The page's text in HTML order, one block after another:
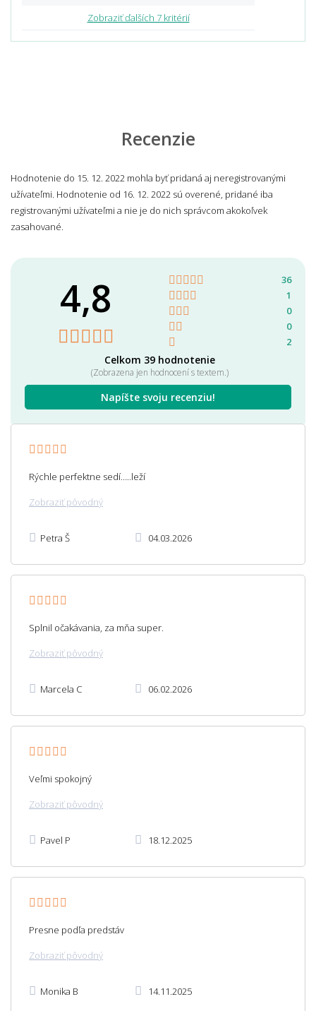
Zobraziť ďalších 7 kritérií
Recenzie
Hodnotenie do 15. 12. 2022 mohla byť pridaná aj neregistrovanými
užívateľmi. Hodnotenie od 16. 12. 2022 sú overené, pridané iba
registrovanými užívateľmi a nie je do nich správcom akokoľvek
zasahované.
4,8
Celkom 39 hodnotenie
(Zobrazena jen hodnocení s textem.)
Napíšte svoju recenziu!
36
1
0
0
2
Rýchle perfektne sedí…..leží
Zobraziť pôvodný
Petra Š 04.03.2026
Splnil očakávania, za mňa super.
Zobraziť pôvodný
Marcela C 06.02.2026
Veľmi spokojný
Zobraziť pôvodný
Pavel P 18.12.2025
Presne podľa predstáv
Zobraziť pôvodný
Monika B 14.11.2025